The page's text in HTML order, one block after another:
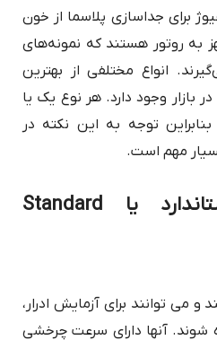
برای جداسازی پلاسما از خون
به روتور هستند که نمونه‌های
انواع مختلفی از بهترین
بازار وجود دارد. هر نوع یک یا
توجه به این نکته در
مهم است.
سانتریفیوژهای استاندارد یا Standard
می توانند برای آزمایش ادرار،
شوند. آنها دارای سرعت چرخشی